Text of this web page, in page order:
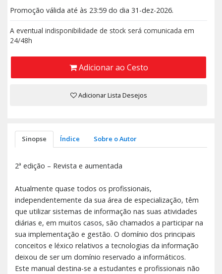
Promoção válida até às 23:59 do dia 31-dez-2026.
A eventual indisponibilidade de stock será comunicada em
24/48h
Adicionar ao Cesto
Adicionar Lista Desejos
Sinopse Índice Sobre o Autor
2ª edição – Revista e aumentada
Atualmente quase todos os profissionais,
independentemente da sua área de especialização, têm
que utilizar sistemas de informação nas suas atividades
diárias e, em muitos casos, são chamados a participar na
sua implementação e gestão. O domínio dos principais
conceitos e léxico relativos a tecnologias da informação
deixou de ser um domínio reservado a informáticos.
Este manual destina-se a estudantes e profissionais não